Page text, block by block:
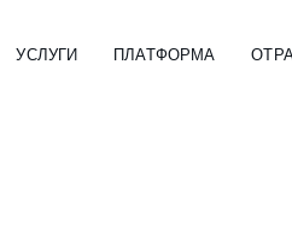
УСЛУГИ ПЛАТФОРМА